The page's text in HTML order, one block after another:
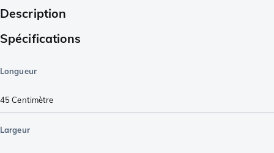
Description
Spécifications
Longueur
45Centimètre
Largeur